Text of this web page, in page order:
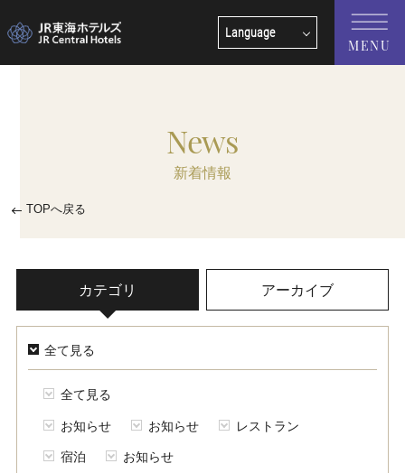
Language
English
中文(繁體字)
MENU
News
新着情報
TOPへ戻る
カテゴリ アーカイブ
全て見る
全て見る
お知らせ お知らせ レストラン
宿泊 お知らせ